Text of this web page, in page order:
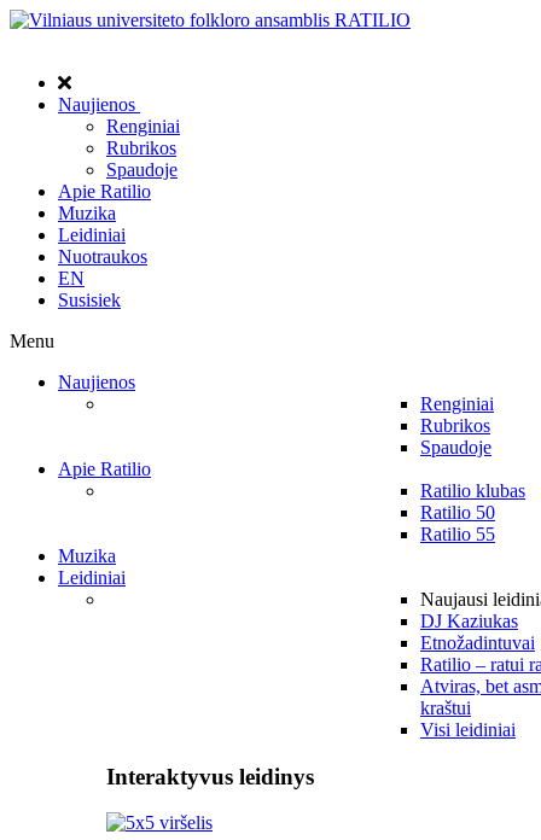
Naujienos
Renginiai
Rubrikos
Spaudoje
Apie Ratilio
Muzika
Leidiniai
Nuotraukos
EN
Susisiek
Menu
Naujienos
Renginiai
Rubrikos
Spaudoje
Apie Ratilio
Ratilio klubas
Ratilio 50
Ratilio 55
Muzika
Leidiniai
Naujausi
DJ Kaziukas
Etnožadintuvai
Ratilio – ratui
Atviras, bet
kraštui
Visi leidiniai
Interaktyvus leidinys